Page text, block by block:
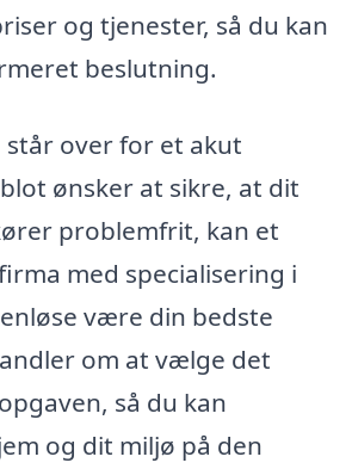
og tjenester, så du kan
beslutning.
står over for et akut
ønsker at sikre, at dit
problemfrit, kan et
med specialisering i
være din bedste
om at vælge det
så du kan
og dit miljø på den